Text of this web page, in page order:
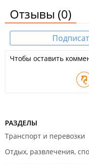
Отзывы (0)
Чтобы оставить
РАЗДЕЛЫ
Транспорт и перевозки
Отдых, развлечения,